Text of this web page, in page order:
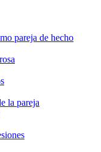
pareja de hecho
la pareja